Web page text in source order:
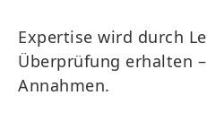
Expertise wird durch
Überprüfung erhalten
Annahmen.